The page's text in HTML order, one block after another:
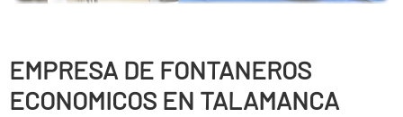
EMPRESA DE FONTANEROS
ECONOMICOS EN TALAMANCA